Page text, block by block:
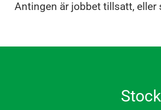
Antingen är jobbet tillsatt,